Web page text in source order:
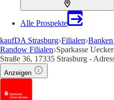
Alle Prospekte
kaufDA Strasburg Filialen
Randow Filialen Sparkasse
Straße 36, 17335 Strasburg -
Anzeigen